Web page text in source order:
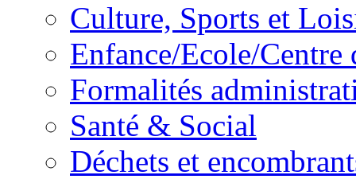
Culture, Sports et
Enfance/Ecole/Centre
Formalités
Santé & Social
Déchets et